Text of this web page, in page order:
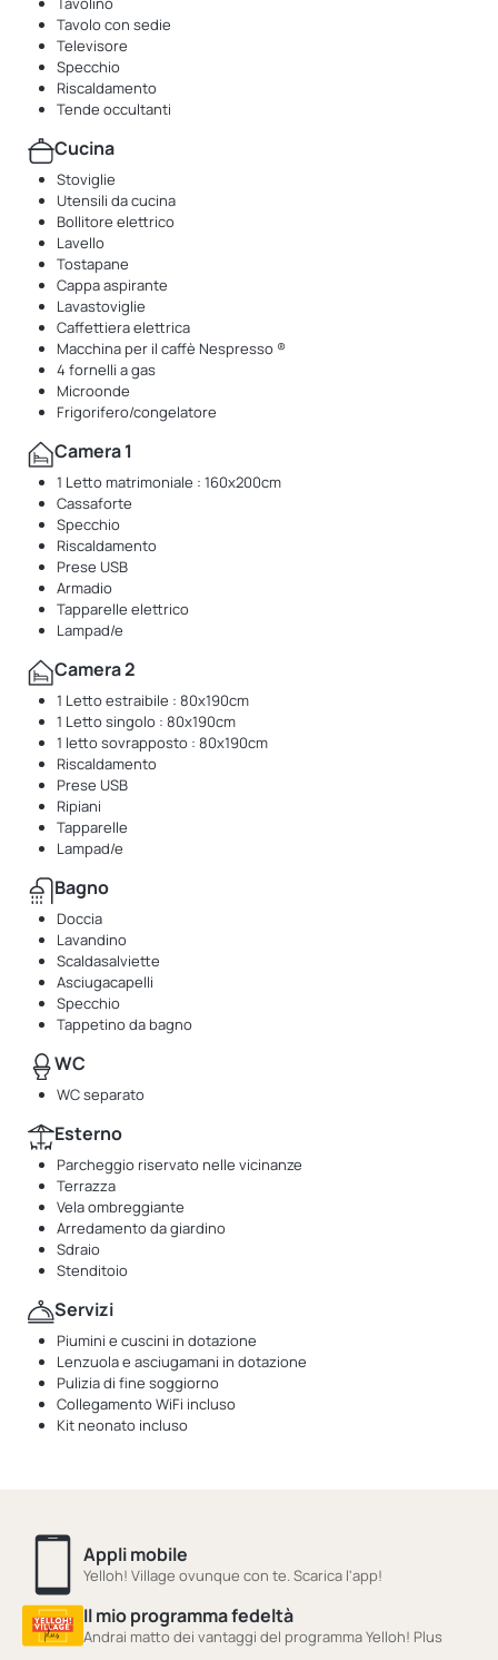
Tavolo con sedie
Televisore
Specchio
Riscaldamento
Tende occultanti
Cucina
Stoviglie
Utensili da cucina
Bollitore elettrico
Lavello
Tostapane
Cappa aspirante
Lavastoviglie
Caffettiera elettrica
Macchina per il caffè Nespresso ®
4 fornelli a gas
Microonde
Frigorifero/congelatore
Camera 1
1 Letto matrimoniale : 160x200cm
Cassaforte
Specchio
Riscaldamento
Prese USB
Armadio
Tapparelle elettrico
Lampad/e
Camera 2
1 Letto estraibile : 80x190cm
1 Letto singolo : 80x190cm
1 letto sovrapposto : 80x190cm
Riscaldamento
Prese USB
Ripiani
Tapparelle
Lampad/e
Bagno
Doccia
Lavandino
Scaldasalviette
Asciugacapelli
Specchio
Tappetino da bagno
WC
WC separato
Esterno
Parcheggio riservato nelle vicinanze
Terrazza
Vela ombreggiante
Arredamento da giardino
Sdraio
Stenditoio
Servizi
Piumini e cuscini in dotazione
Lenzuola e asciugamani in dotazione
Pulizia di fine soggiorno
Collegamento WiFi incluso
Kit neonato incluso
Appli mobile
Yelloh! Village ovunque con te. Scarica l'app!
Il mio programma fedeltà
Andrai matto dei vantaggi del programma Yelloh! Plus